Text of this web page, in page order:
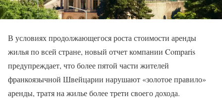
В условиях продолжающегося роста стоимости аренды
жилья по всей стране, новый отчет компании Comparis
предупреждает, что более пятой части жителей
франкоязычной Швейцарии нарушают «золотое правило»
аренды, тратя на жилье более трети своего дохода.